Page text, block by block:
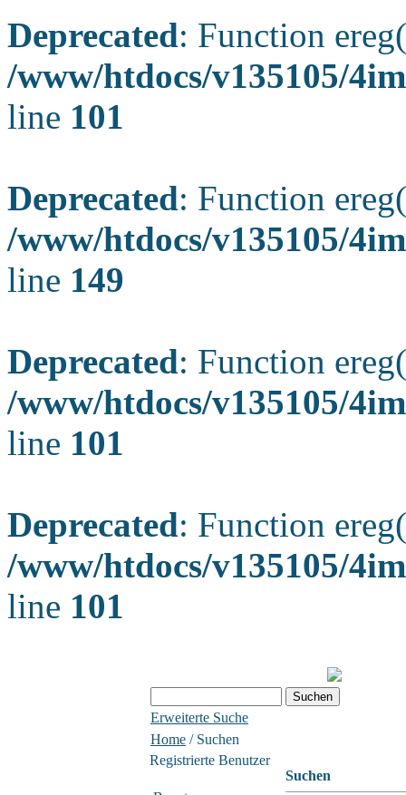
Deprecated: Function
/www/htdocs/v135105/
line 101
Deprecated: Function
/www/htdocs/v135105/
line 149
Deprecated: Function
/www/htdocs/v135105/
line 101
Deprecated: Function
/www/htdocs/v135105/
line 101
Erweiterte Suche
Home / Suchen
Registrierte Benutzer
Suchen